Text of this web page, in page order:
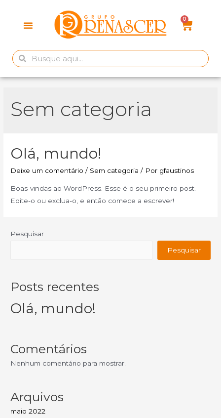
Sem categoria
Olá, mundo!
Deixe um comentário / Sem categoria / Por gfaustinos
Boas-vindas ao WordPress. Esse é o seu primeiro post.
Edite-o ou exclua-o, e então comece a escrever!
Pesquisar
Pesquisar
Posts recentes
Olá, mundo!
Comentários
Nenhum comentário para mostrar.
Arquivos
maio 2022